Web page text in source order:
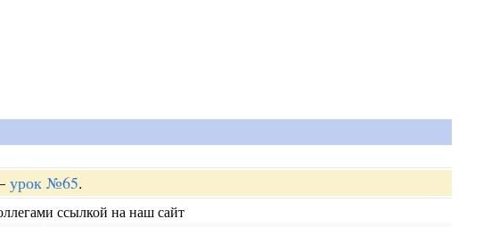
урок №65.
ссылкой на наш сайт